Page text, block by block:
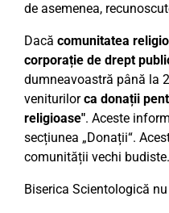
de asemenea,
Dacă comunitatea
corporație de drept
dumneavoastră până la
veniturilorca donații
religioase". Aceste
secțiunea „Donații“.
comunității vechi budiste.
Biserica Scientologică